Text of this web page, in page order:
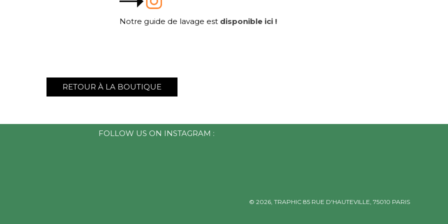
Notre guide de lavage est disponible ici !
RETOUR À LA BOUTIQUE
© 2026, TRAPHIC85 RUE D'HAUTEVILLE, 75010 PARIS